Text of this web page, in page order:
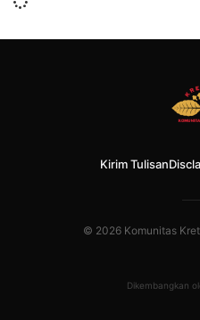
Kirim Tulisan
© 2026 Komunitas
Dikembangkan